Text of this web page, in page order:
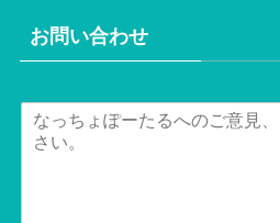
お問い合わせ